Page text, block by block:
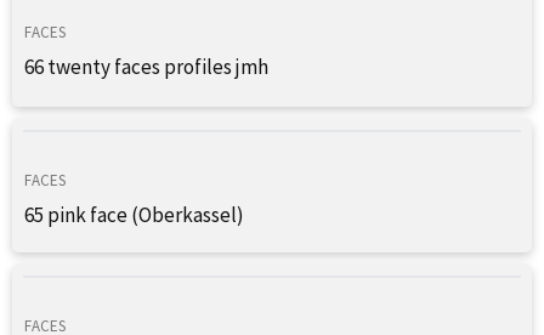
FACES
66 twenty faces profiles jmh
FACES
65 pink face (Oberkassel)
FACES